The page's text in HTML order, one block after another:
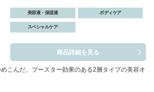
美容液・保湿液 ボディケア
スペシャルケア
商品詳細を見る
こんだ、ブースター効果のある2層タイプの美容オ